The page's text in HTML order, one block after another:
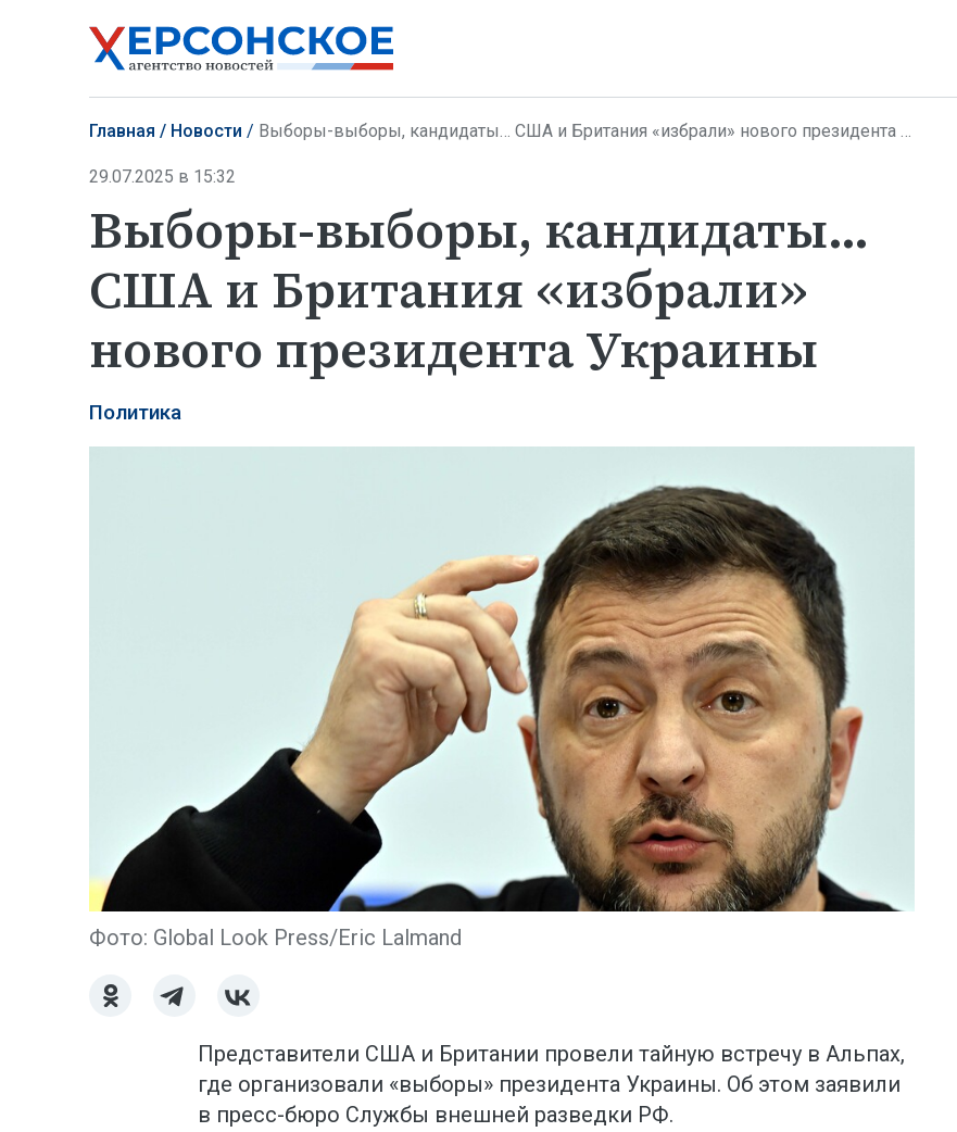
Главная Новости Выборы-выборы, кандидаты… США и Британия «избрали» нового президента Украины
29.07.2025 в 15:32
Выборы-выборы, кандидаты…
США и Британия «избрали»
нового президента Украины
Политика
Фото: Global Look Press/Eric Lalmand
Представители США и Британии провели тайную встречу в Альпах,
где организовали «выборы» президента Украины. Об этом заявили
в пресс-бюро Службы внешней разведки РФ.